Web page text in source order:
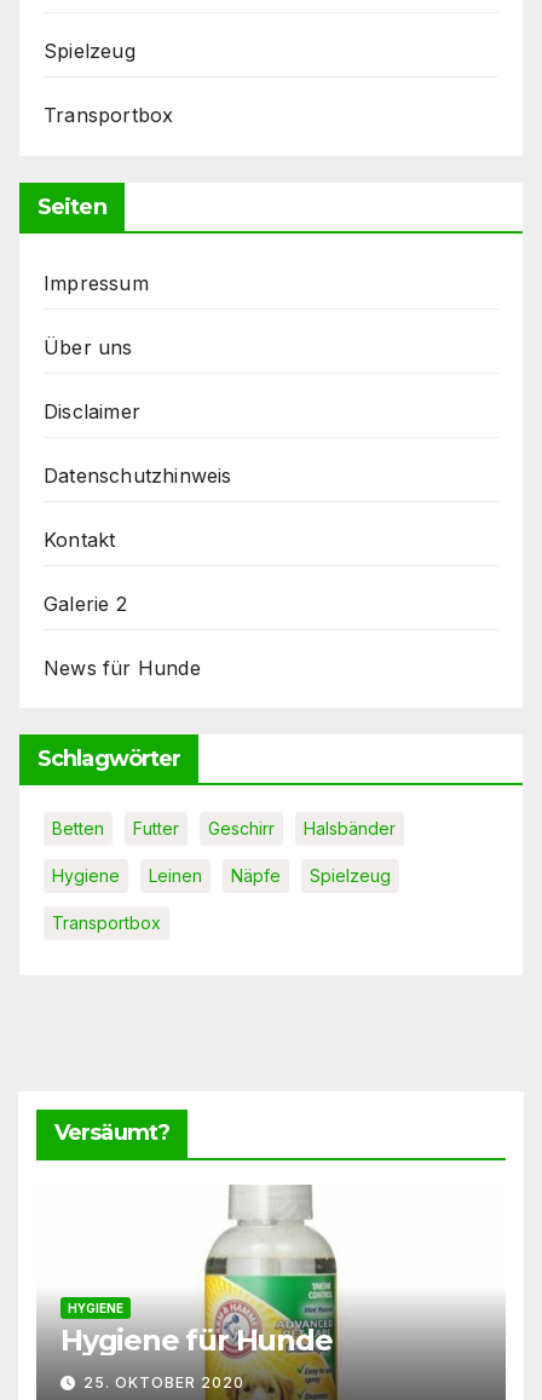
Spielzeug
Transportbox
Seiten
Impressum
Über uns
Disclaimer
Datenschutzhinweis
Kontakt
Galerie 2
News für Hunde
Schlagwörter
Betten Futter Geschirr Halsbänder
Hygiene Leinen Näpfe Spielzeug
Transportbox
Versäumt?
HYGIENE
Hygiene für Hunde
25. OKTOBER 2020